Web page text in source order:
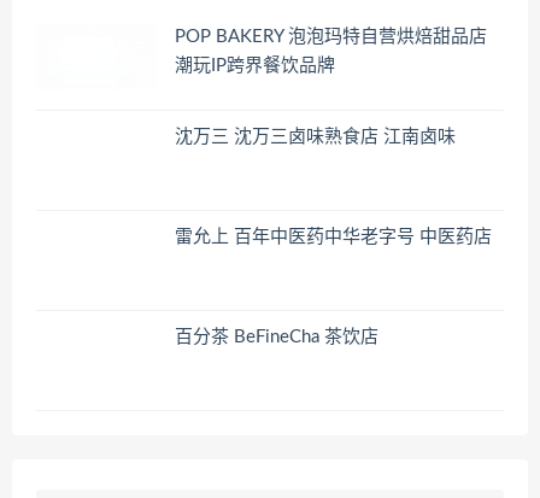
POP BAKERY 泡泡玛特自营烘焙甜品店
潮玩IP跨界餐饮品牌
沈万三 沈万三卤味熟食店 江南卤味
雷允上 百年中医药中华老字号 中医药店
百分茶 BeFineCha 茶饮店